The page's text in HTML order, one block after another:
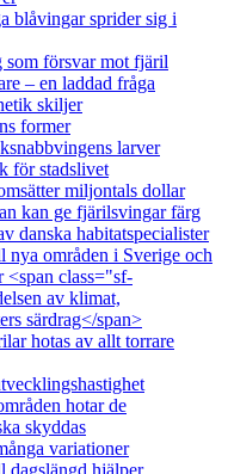
blåvingar sprider sig i
försvar mot fjäril
– en laddad fråga
skiljer
former
larver
för stadslivet
miljontals dollar
kan ge fjärilsvingar färg
danska habitatspecialister
nya områden i Sverige och
<span class="sf-
av klimat,
särdrag</span>
hotas av allt torrare
hotar de
skyddas
variationer
dagslängd hjälper